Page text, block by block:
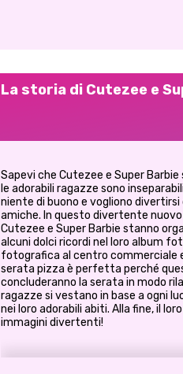
La storia di Cutezee e
Sapevi che Cutezee e Super
le adorabili ragazze sono
niente di buono e vogliono
amiche. In questo divertente
Cutezee e Super Barbie stanno
alcuni dolci ricordi nel loro album
fotografica al centro commerciale
serata pizza è perfetta perché
concluderanno la serata in modo
ragazze si vestano in base a ogni
nei loro adorabili abiti. Alla fine, il
immagini divertenti!